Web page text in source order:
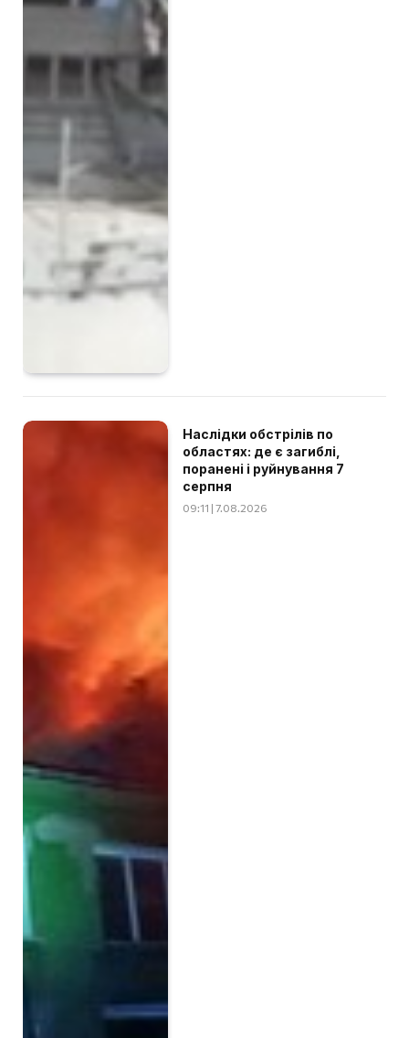
Наслідки обстрілів по
областях: де є загиблі,
поранені і руйнування 7
серпня
09:11 | 7.08.2026